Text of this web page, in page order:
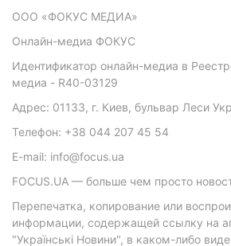
ООО «ФОКУС МЕДИА»
Онлайн-медиа ФОКУС
Идентификатор онлайн-медиа в
медиа - R40-03129
Адрес: 01133, г. Киев, бульвар Леси
Телефон: +38 044 207 45 54
E-mail: info@focus.ua
FOCUS.UA — больше чем просто
Перепечатка, копирование или
информации, содержащей ссылку на
"Українські Новини", в каком-либо